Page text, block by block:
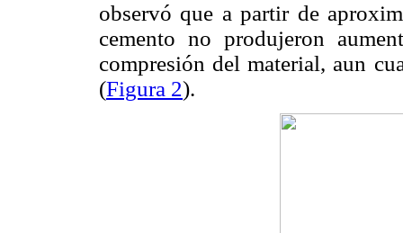
observó que a partir de
cemento no produjeron
compresión del material, aun
(Figura 2).